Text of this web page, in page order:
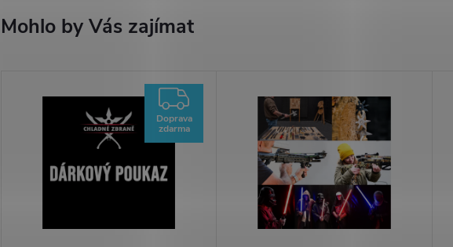
Mohlo by Vás zajímat
ZDARMA
Doprava
zdarma